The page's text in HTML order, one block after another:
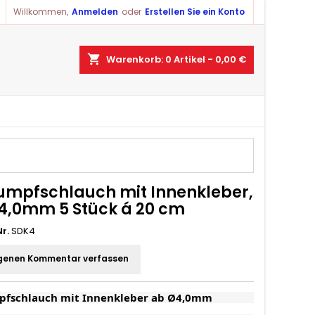
Willkommen, Anmelden oder Erstellen Sie ein Konto
shopping_cart Warenkorb: 0 Artikel - 0,00 €
mit Innenkleber,
5 Stück á 20 cm
SDK4
Kommentar verfassen
mit Innenkleber ab Ø4,0mm